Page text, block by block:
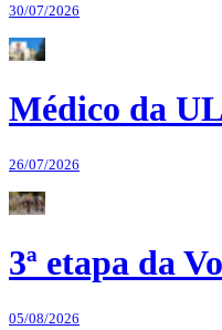
30/07/2026
Médico da
26/07/2026
3ª etapa da
05/08/2026